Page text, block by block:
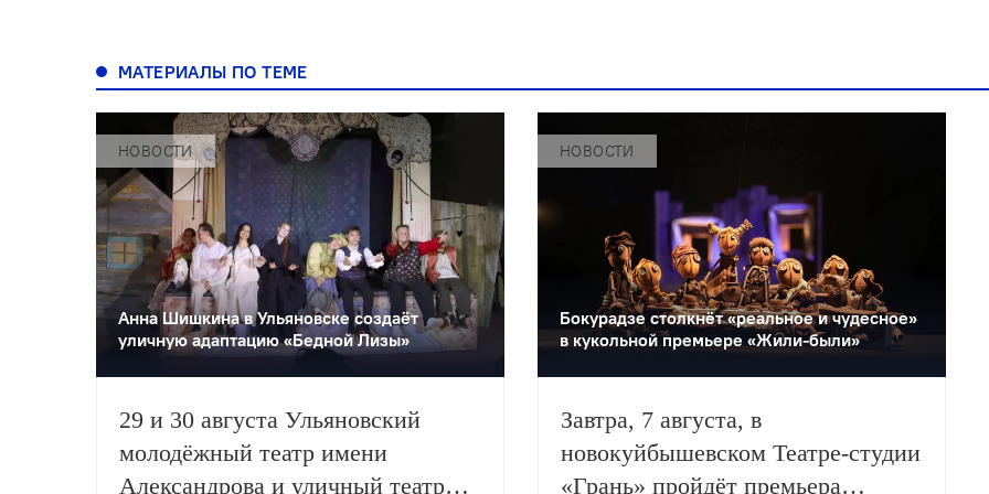
МАТЕРИАЛЫ ПО ТЕМЕ
НОВОСТИ
Анна Шишкина в Ульяновске создаëт
уличную адаптацию «Бедной Лизы»
29 и 30 августа Ульяновский
молодёжный театр имени
Александрова и уличный театр
НОВОСТИ
Бокурадзе столкнëт «реальное и чудесное»
в кукольной премьере «Жили-были»
Завтра, 7 августа, в
новокуйбышевском Театре-студии
«Грань» пройдёт премьера